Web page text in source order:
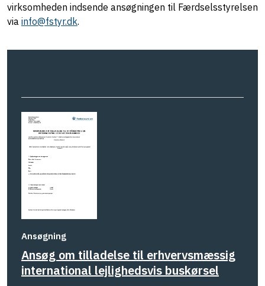
virksomheden indsende ansøgningen til Færdselsstyrelsen
via info@fstyr.dk.
Ansøgning
Ansøg om tilladelse til erhvervsmæssig
international lejlighedsvis buskørsel